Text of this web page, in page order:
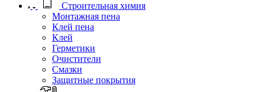
Строительная химия
Монтажная пена
Клей пена
Клей
Герметики
Очистители
Смазки
Защитные покрытия